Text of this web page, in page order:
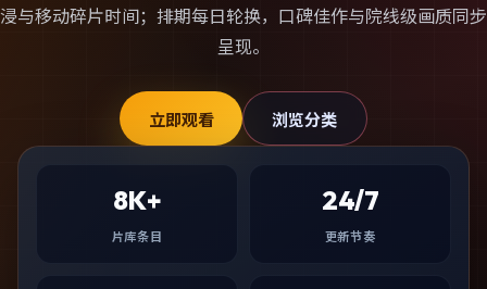
浸与移动碎片时间；排期每日轮换，口碑佳作与院线级画质同步
呈现。
立即观看 浏览分类
8K+
片库条目
24/7
更新节奏